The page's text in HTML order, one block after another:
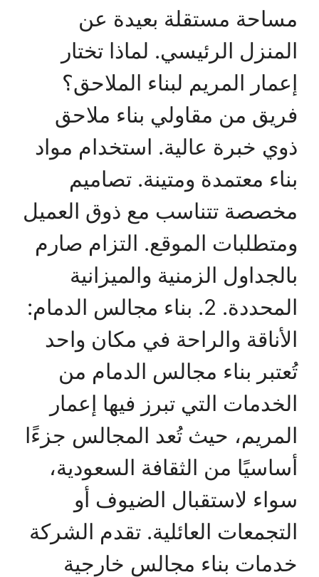
مساحة مستقلة بعيدة عن
المنزل الرئيسي. لماذا تختار
إعمار المريم لبناء الملاحق؟
فريق من مقاولي بناء ملاحق
ذوي خبرة عالية. استخدام مواد
بناء معتمدة ومتينة. تصاميم
مخصصة تتناسب مع ذوق العميل
ومتطلبات الموقع. التزام صارم
بالجداول الزمنية والميزانية
المحددة. 2. بناء مجالس الدمام:
الأناقة والراحة في مكان واحد
تُعتبر بناء مجالس الدمام من
الخدمات التي تبرز فيها إعمار
المريم، حيث تُعد المجالس جزءًا
أساسيًا من الثقافة السعودية،
سواء لاستقبال الضيوف أو
التجمعات العائلية. تقدم الشركة
خدمات بناء مجالس خارجية